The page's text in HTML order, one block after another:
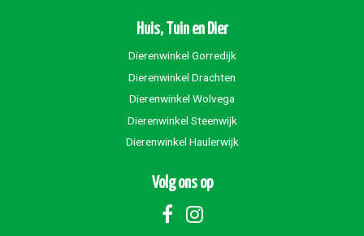
Huis, Tuin en Dier
Dierenwinkel Gorredijk
Dierenwinkel Drachten
Dierenwinkel Wolvega
Dierenwinkel Steenwijk
Dierenwinkel Haulerwijk
Volg ons op